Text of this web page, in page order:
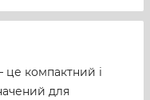
це компактний і
для